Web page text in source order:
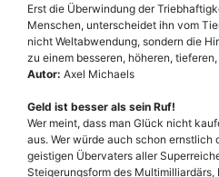
Erst die Überwindung der
Menschen, unterscheidet ihn vom
nicht Weltabwendung, sondern die
zu einem besseren, höheren,
Autor: Axel Michaels
Geld ist besser als sein Ruf!
Wer meint, dass man Glück nicht
aus. Wer würde auch schon ernstlich
geistigen Übervaters aller
Steigerungsform des